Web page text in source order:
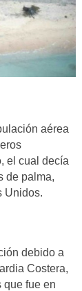
aérea
el cual decía
de palma,
Unidos.
debido a
Costera,
que fue en